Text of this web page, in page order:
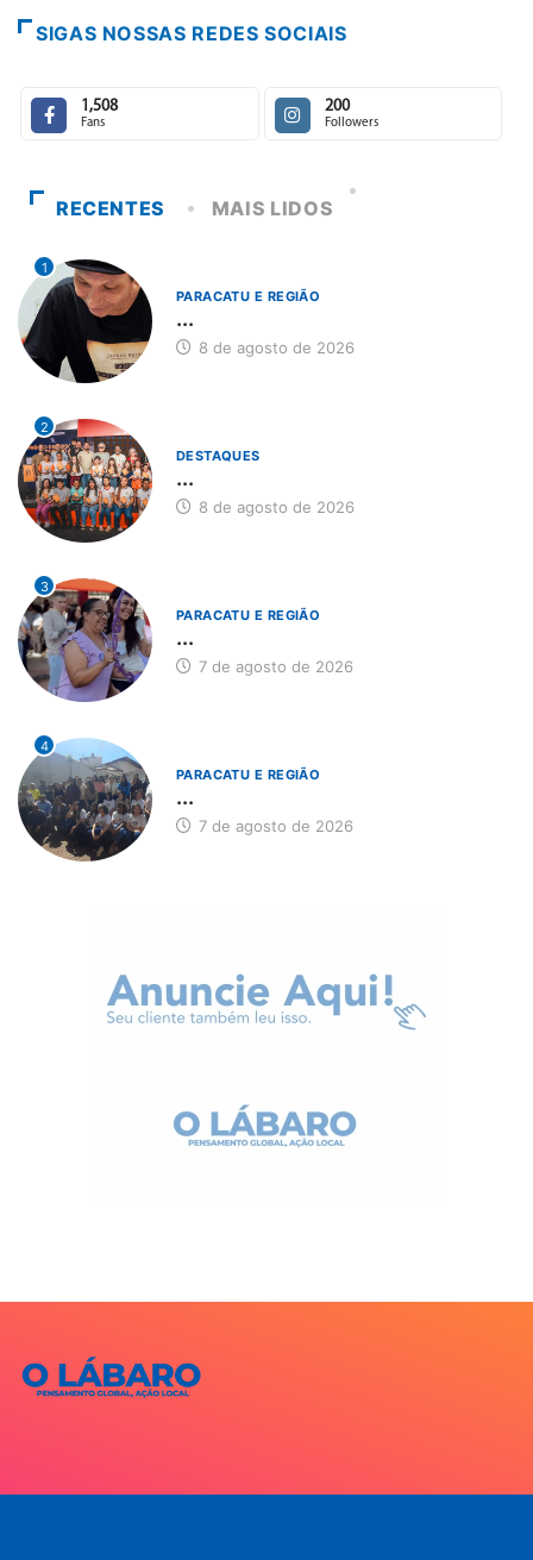
SIGAS NOSSAS REDES SOCIAIS
1,508
Fans
200
Followers
RECENTES MAIS LIDOS
1
PARACATU E REGIÃO
...
8 de agosto de 2026
2
DESTAQUES
...
8 de agosto de 2026
3
PARACATU E REGIÃO
...
7 de agosto de 2026
4
PARACATU E REGIÃO
...
7 de agosto de 2026